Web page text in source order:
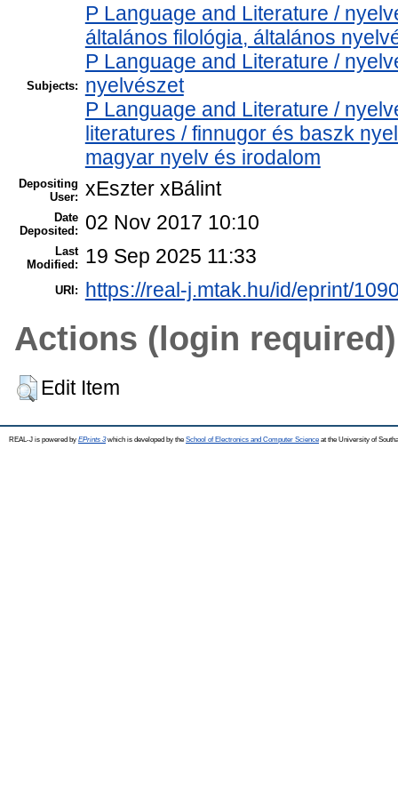
Subjects:
P Language and Literature /
általános filológia, általános
P Language and Literature /
nyelvészet
P Language and Literature /
literatures / finnugor és baszk
magyar nyelv és irodalom
Depositing
User: xEszter xBálint
Date
Deposited:
02 Nov 2017 10:10
Last
Modified:
19 Sep 2025 11:33
URI: https://real-j.mtak.hu/id/eprint/
Actions (login required)
Edit Item
REAL-J is powered by EPrints 3which is developed by the School of Electronics and Computer Science at the University of